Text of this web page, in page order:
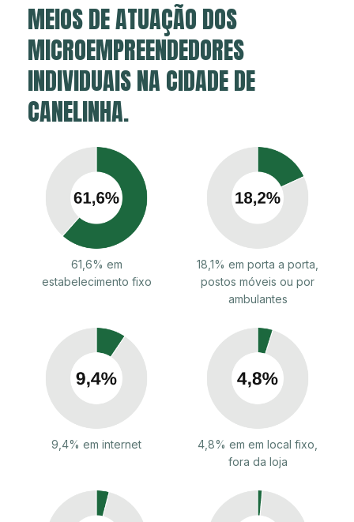
MEIOS DE ATUAÇÃO DOS
MICROEMPREENDEDORES
INDIVIDUAIS NA CIDADE DE
CANELINHA.
61,6% em
estabelecimento fixo
18,1% em porta a porta,
postos móveis ou por
ambulantes
9,4% em internet
4,8% em em local fixo,
fora da loja